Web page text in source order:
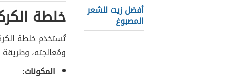
أفضل زيت للشعر
المصبوغ خلطة
تُستخدَم خلطة
ومُعالجته،
المكونات: